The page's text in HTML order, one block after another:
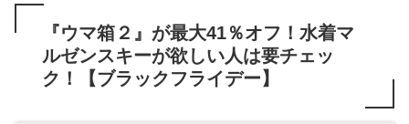
『ウマ箱２』が最大41％オフ！水着マ
ルゼンスキーが欲しい人は要チェッ
ク！【ブラックフライデー】